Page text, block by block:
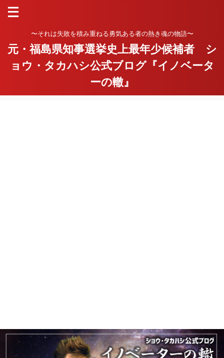
〜それは失敗を積み重ねる勇気ある者の熱き魂の物語〜
元・福島県知事選挙史上最年少候補者 シ
ョウ・タカハシ公式ブログ『イノベータ
ーの轍』